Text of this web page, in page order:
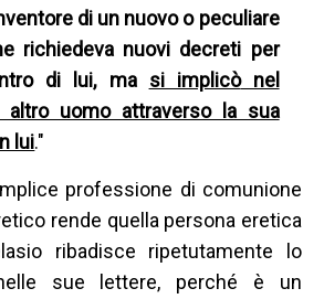
di un nuovo o peculiare
richiedeva nuovi decreti per
di lui, ma si implicònel
uomo attraverso la sua
lui."
professione di comunione
rende quella persona eretica
ribadisce ripetutamente lo
sue lettere, perché è un